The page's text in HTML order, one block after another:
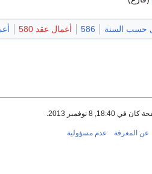
حسب السنة 586 أعمال عقد 580
8 نوفمبر 2013.
عن المعرفة عدم مسؤولية